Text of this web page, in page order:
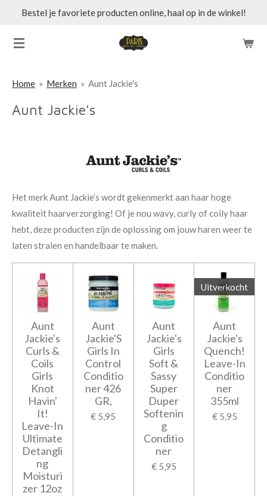
naar
Bestel je favoriete producten online, haal op in de winkel!
Home » Merken » Aunt Jackie's
Aunt Jackie's
Het merk Aunt Jackie’s wordt gekenmerkt aan haar hoge
kwaliteit haarverzorging! Of je nou wavy, curly of coily haar
hebt, deze producten zijn de oplossing om jouw haren weer te
laten stralen en handelbaar te maken.
Aunt
Jackie's
Curls &
Coils
Girls
Knot
Havin'
It!
Leave-In
Ultimate
Detangli
ng
Moisturi
zer 12oz
Aunt
Jackie'S
Girls In
Control
Conditio
ner 426
GR,
€ 5,95
Aunt
Jackie's
Girls
Soft &
Sassy
Super
Duper
Softenin
g
Conditio
ner
€ 5,95
Uitverkocht
Aunt
Jackie's
Quench!
Leave-In
Conditio
ner
355ml
€ 5,95